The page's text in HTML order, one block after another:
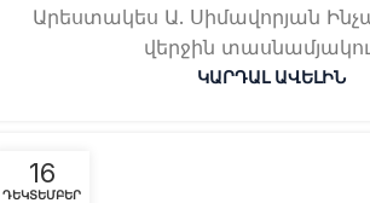
Արեստակես Ա. Սիմավորյան
վերջին
ԿԱՐԴԱԼ ԱՎԵԼԻՆ
16
ԴԵԿՏԵՄԲԵՐ